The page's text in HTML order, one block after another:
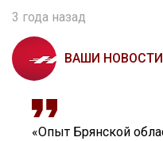
3 года назад
ВАШИ НОВОСТИ
«Опыт Брянской